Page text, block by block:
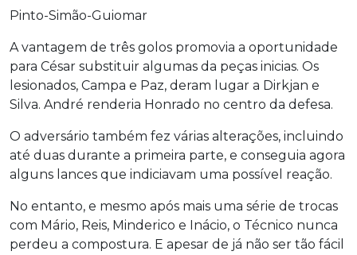
Pinto-Simão-Guiomar
A vantagem de três golos promovia a oportunidade
para César substituir algumas da peças inicias. Os
lesionados, Campa e Paz, deram lugar a Dirkjan e
Silva. André renderia Honrado no centro da defesa.
O adversário também fez várias alterações, incluindo
até duas durante a primeira parte, e conseguia agora
alguns lances que indiciavam uma possível reação.
No entanto, e mesmo após mais uma série de trocas
com Mário, Reis, Minderico e Inácio, o Técnico nunca
perdeu a compostura. E apesar de já não ser tão fácil